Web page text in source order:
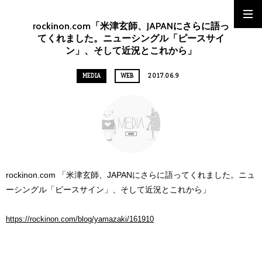
rockinon.com「米津玄師、JAPANにさらに語っ
てくれました。ニューシングル「ピースサイ
ン」、そして近況とこれから」
MEDIA WEB 2017.06.9
rockinon.com 「米津玄師、JAPANにさらに語ってくれました。ニュ
ーシングル「ピースサイン」、そして近況とこれから」
https://rockinon.com/blog/yamazaki/161910